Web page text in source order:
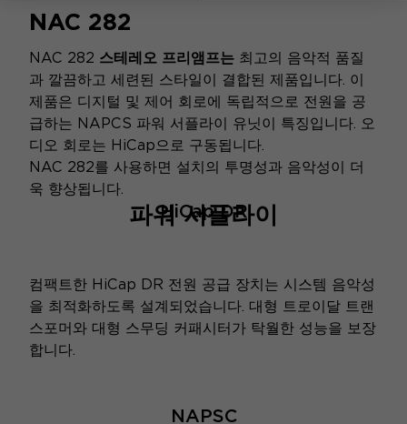
NAC 282
NAC 282 스테레오 프리앰프는 최고의 음악적 품질
과 깔끔하고 세련된 스타일이 결합된 제품입니다. 이
제품은 디지털 및 제어 회로에 독립적으로 전원을 공
급하는 NAPCS 파워 서플라이 유닛이 특징입니다. 오
디오 회로는 HiCap으로 구동됩니다.
NAC 282를 사용하면 설치의 투명성과 음악성이 더
욱 향상됩니다.
파워 서플라이
HiCap DR
컴팩트한 HiCap DR 전원 공급 장치는 시스템 음악성
을 최적화하도록 설계되었습니다. 대형 트로이달 트랜
스포머와 대형 스무딩 커패시터가 탁월한 성능을 보장
합니다.
NAPSC